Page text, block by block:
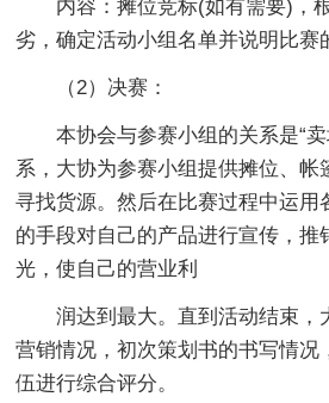
内容：摊位竞标(如有需要)，
劣，确定活动小组名单并说明比赛
（2）决赛：
本协会与参赛小组的关系是“卖
系，大协为参赛小组提供摊位、帐
寻找货源。然后在比赛过程中运用
的手段对自己的产品进行宣传，推
光，使自己的营业利
润达到最大。直到活动结束，
营销情况，初次策划书的书写情况
伍进行综合评分。